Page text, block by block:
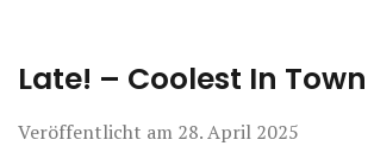
Late! – Coolest In Town
Veröffentlicht am 28. April 2025